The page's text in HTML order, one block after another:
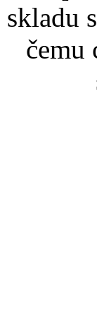
skladu
čemu